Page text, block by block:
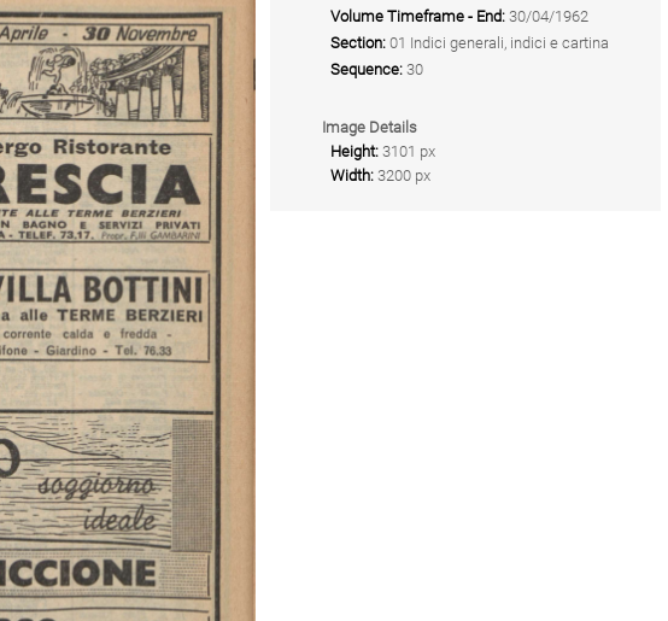
Volume Timeframe - End: 30/04/1962
Section: 01 Indici generali, indici e cartina
Sequence: 30
Image Details
Height: 3101 px
Width: 3200 px